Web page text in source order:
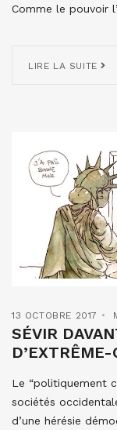
Comme le pouvoir
LIRE LA SUITE
13 OCTOBRE 2017
SÉVIR
D’EXTRÊME-
Le “politiquement
sociétés
d’une hérésie